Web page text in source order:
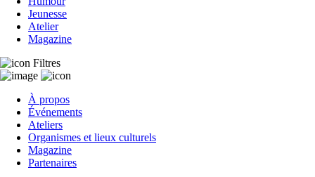
Jeunesse
Atelier
Magazine
Filtres
À propos
Événements
Ateliers
Organismes et lieux culturels
Magazine
Partenaires